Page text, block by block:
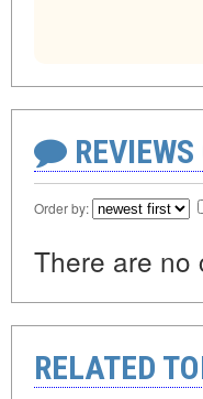
Order by:
There are no
RELATED